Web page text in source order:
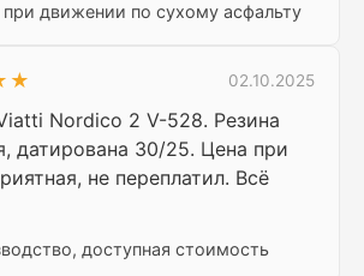
движении по сухому асфальту
02.10.2025
Nordico 2 V-528. Резина
датирована 30/25. Цена при
не переплатил. Всё
доступная стоимость